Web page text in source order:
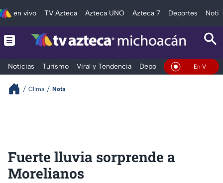
en vivo TV Azteca Azteca UNO Azteca 7 Deportes
Noticias Turismo Viral y Tendencia Deportes Espectáculos
En Vivo
Clima Nota
Fuerte lluvia sorprende a
Morelianos